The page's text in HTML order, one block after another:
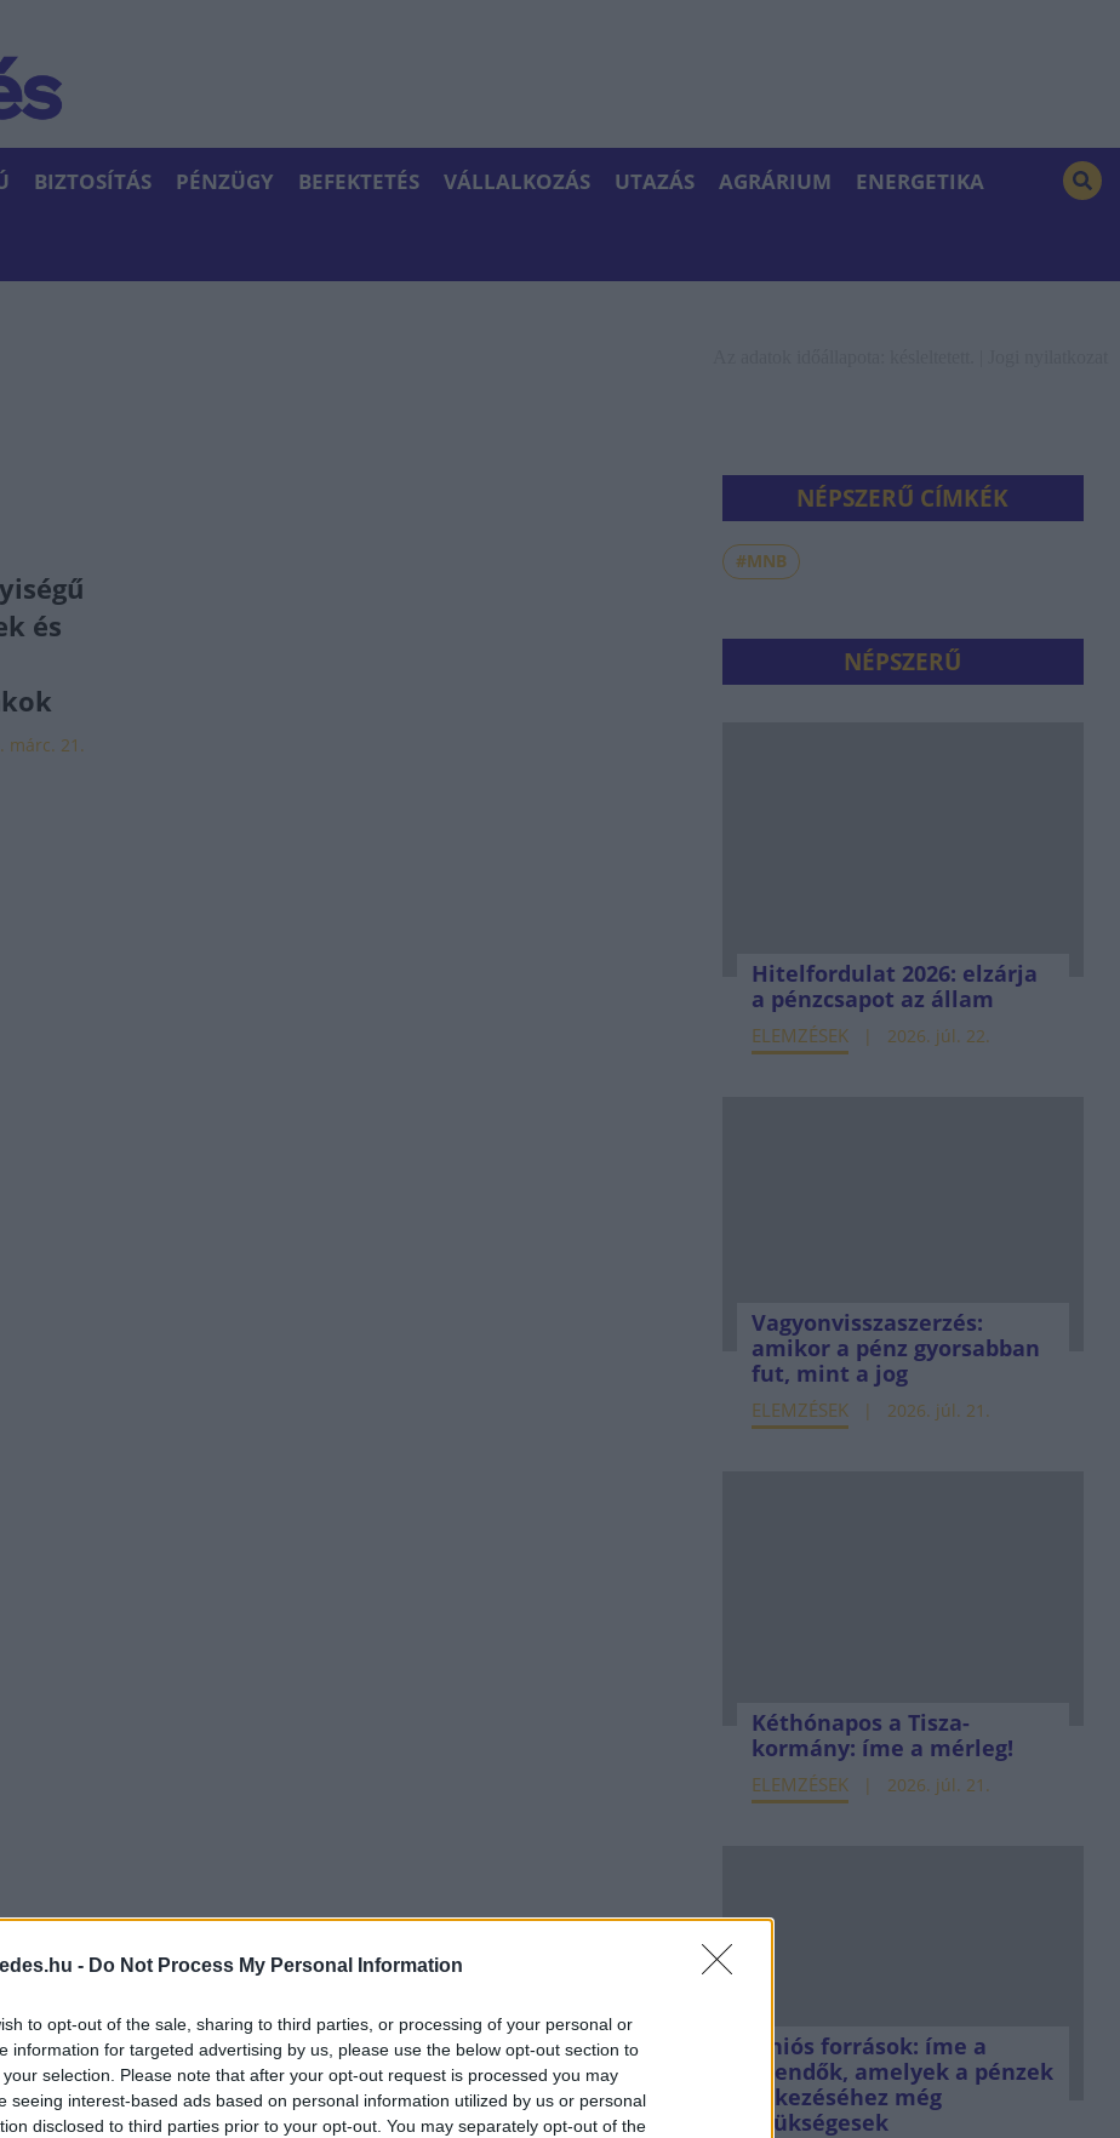
- Do Not Process My Personal Information
to opt-out of the sale, sharing to third parties, or processing of your personal or
information for targeted advertising by us, please use the below opt-out section to
selection. Please note that after your opt-out request is processed you may
seeing interest-based ads based on personal information utilized by us or personal
disclosed to third parties prior to your opt-out. You may separately opt-out of the
BIZTOSÍTÁS PÉNZÜGY BEFEKTETÉS VÁLLALKOZÁS UTAZÁS AGRÁRIUM ENERGETIKA
és
márc. 21.
NÉPSZERŰ CÍMKÉK
#MNB
NÉPSZERŰ
Hitelfordulat 2026: elzárja
a pénzcsapot az állam
ELEMZÉSEK 2026. júl. 22.
Vagyonvisszaszerzés:
amikor a pénz gyorsabban
fut, mint a jog
ELEMZÉSEK 2026. júl. 21.
Kéthónapos a Tisza-
kormány: íme a mérleg!
ELEMZÉSEK 2026. júl. 21.
Uniós források: íme a
teendők, amelyek a pénzek
érkezéséhez még
szükségesek